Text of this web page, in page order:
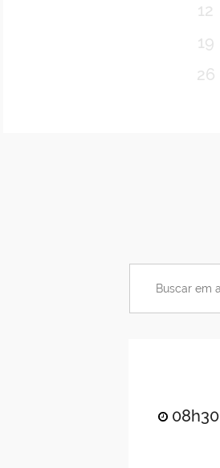
12
19
26
08h30